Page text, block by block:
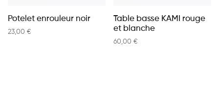
Potelet enrouleur noir
23,00 €
Table basse KAMI rouge
et blanche
60,00 €